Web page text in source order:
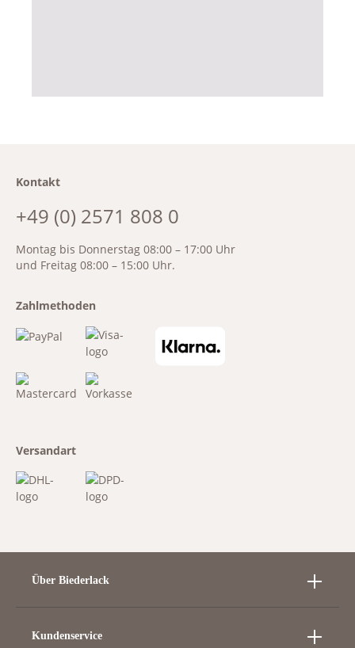
Kontakt
+49 (0) 2571 808 0
Montag bis Donnerstag 08:00 – 17:00 Uhr
und Freitag 08:00 – 15:00 Uhr.
Zahlmethoden
Versandart
Über Biederlack
Kundenservice